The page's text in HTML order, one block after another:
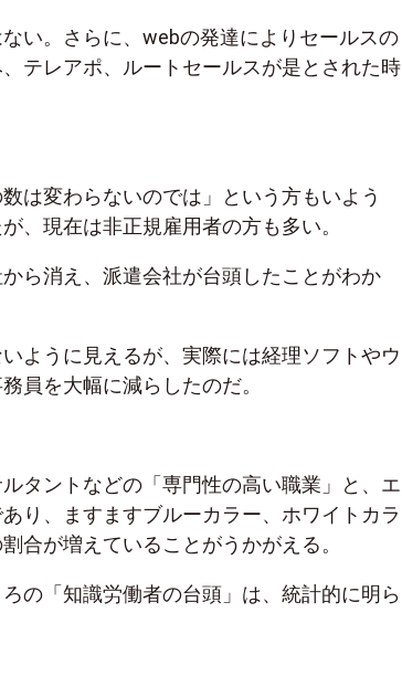
い。さらに、webの発達によりセールスの
テレアポ、ルートセールスが是とされた時
は変わらないのでは」という方もいよう
、現在は非正規雇用者の方も多い。
ら消え、派遣会社が台頭したことがわか
ように見えるが、実際には経理ソフトやウ
員を大幅に減らしたのだ。
タントなどの「専門性の高い職業」と、エ
り、ますますブルーカラー、ホワイトカラ
合が増えていることがうかがえる。
の「知識労働者の台頭」は、統計的に明ら